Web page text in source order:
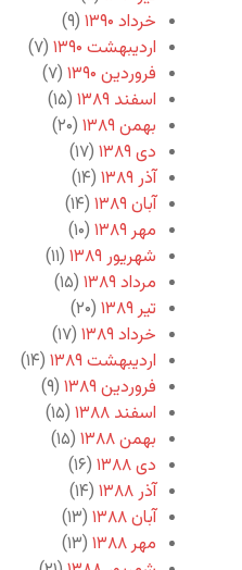
خرداد ۱۳۹۰
(۹)
اردیبهشت ۱۳۹۰
(۷)
فروردین ۱۳۹۰
(۷)
اسفند ۱۳۸۹
(۱۵)
بهمن ۱۳۸۹
(۲۰)
دی ۱۳۸۹
(۱۷)
آذر ۱۳۸۹
(۱۴)
آبان ۱۳۸۹
(۱۴)
مهر ۱۳۸۹
(۱۰)
شهریور ۱۳۸۹
(۱۱)
مرداد ۱۳۸۹
(۱۵)
تیر ۱۳۸۹
(۲۰)
خرداد ۱۳۸۹
(۱۷)
اردیبهشت ۱۳۸۹
(۱۴)
فروردین ۱۳۸۹
(۹)
اسفند ۱۳۸۸
(۱۵)
بهمن ۱۳۸۸
(۱۵)
دی ۱۳۸۸
(۱۶)
آذر ۱۳۸۸
(۱۴)
آبان ۱۳۸۸
(۱۳)
مهر ۱۳۸۸
(۱۳)